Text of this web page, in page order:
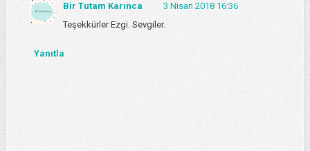
Bir Tutam Karınca
3 Nisan 2018 16:36
Teşekkürler Ezgi. Sevgiler.
Yanıtla